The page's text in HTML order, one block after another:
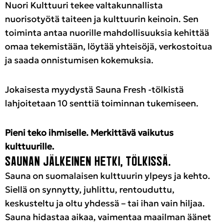
Nuori Kulttuuri tekee valtakunnallista
nuorisotyötä taiteen ja kulttuurin keinoin. Sen
toiminta antaa nuorille mahdollisuuksia kehittää
omaa tekemistään, löytää yhteisöjä, verkostoitua
ja saada onnistumisen kokemuksia.
Jokaisesta myydystä Sauna Fresh -tölkistä
lahjoitetaan 10 senttiä toiminnan tukemiseen.
Pieni teko ihmiselle. Merkittävä vaikutus
kulttuurille.
SAUNAN JÄLKEINEN HETKI, TÖLKISSÄ.
Sauna on suomalaisen kulttuurin ylpeys ja kehto.
Siellä on synnytty, juhlittu, rentouduttu,
keskusteltu ja oltu yhdessä – tai ihan vain hiljaa.
Sauna hidastaa aikaa, vaimentaa maailman äänet